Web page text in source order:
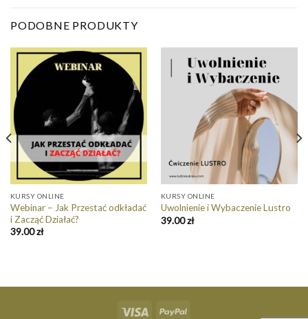
PODOBNE PRODUKTY
KURSY ONLINE
Webinar – Jak Przestać odkładać
i Zacząć Działać?
39.00zł
KURSY ONLINE
Uwolnienie i Wybaczenie Lustro
39.00zł